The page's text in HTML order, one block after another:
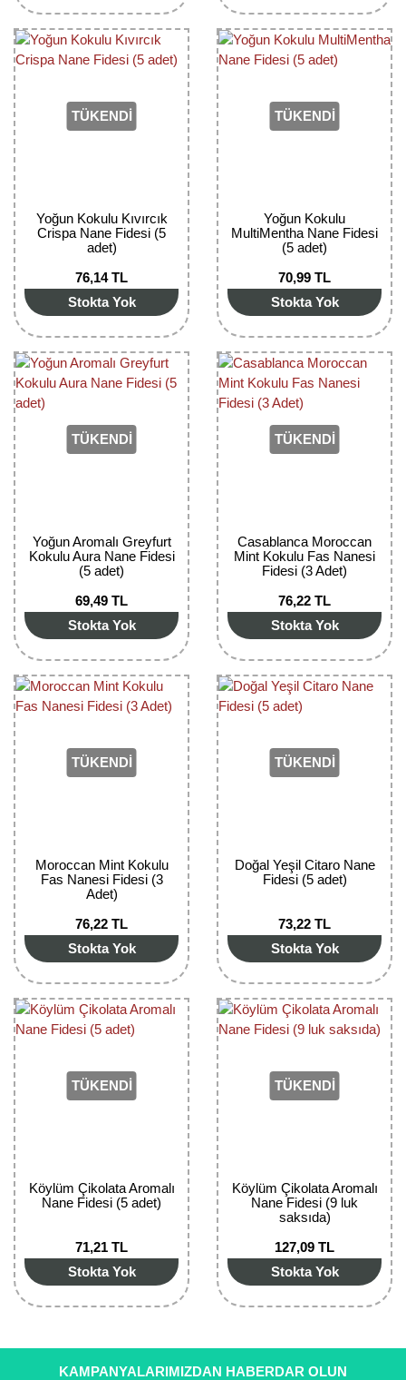
TÜKENDİ
Yoğun Kokulu Kıvırcık
Crispa Nane Fidesi (5
adet)
76,14 TL
Stokta Yok
TÜKENDİ
Yoğun Kokulu
MultiMentha Nane Fidesi
(5 adet)
70,99 TL
Stokta Yok
TÜKENDİ
Yoğun Aromalı Greyfurt
Kokulu Aura Nane Fidesi
(5 adet)
69,49 TL
Stokta Yok
TÜKENDİ
Casablanca Moroccan
Mint Kokulu Fas Nanesi
Fidesi (3 Adet)
76,22 TL
Stokta Yok
TÜKENDİ
Moroccan Mint Kokulu
Fas Nanesi Fidesi (3
Adet)
76,22 TL
Stokta Yok
TÜKENDİ
Doğal Yeşil Citaro Nane
Fidesi (5 adet)
73,22 TL
Stokta Yok
TÜKENDİ
Köylüm Çikolata Aromalı
Nane Fidesi (5 adet)
71,21 TL
Stokta Yok
TÜKENDİ
Köylüm Çikolata Aromalı
Nane Fidesi (9 luk
saksıda)
127,09 TL
Stokta Yok
KAMPANYALARIMIZDAN HABERDAR OLUN
Bektaşi Üzümü Fidanı
Böğürtlen Fidanı
Dut Fidanı
Erik Fidanı
Feijoa Fidanı
Fidan Anaçları ve Aşı Kalemleri
Fındık Fidanı
Frenk Üzümü Fidanı
Girebolu Fidanı
Goji Berry Fidanı
Kapari Gebre Otu Fidanı
Kayısı Fidanı
Keçiboynuzu Fidanı
Kestane Fidanı
Kivi Fidanı
Kuşburnu Fidanı
Liçi Fidanı
Longan Fidanı
Malta Eriği Fidanı
Mango Fidanı
Melez Meyveler
Muz Fidanı
Nar Fidanı
Narenciye Fidanları
Nektarin Fidanı
Nostaljik Güller
Peyzaj Gülleri
Sarmaşık(Çardak) Gül Fidanları
Ters Lale Soğanı
Yılbaşı Gülü Çiçeği